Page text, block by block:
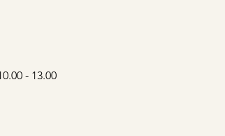
- 13.00